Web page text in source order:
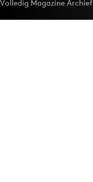
Volledig Magazine Archief